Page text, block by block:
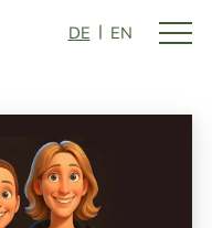
DE EN